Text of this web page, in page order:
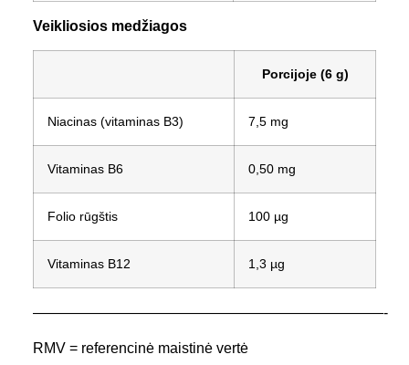
Veikliosios medžiagos
Porcijoje (6 g)
Niacinas (vitaminas B3) 7,5 mg
Vitaminas B6 0,50 mg
Folio rūgštis 100 µg
Vitaminas B12 1,3 µg
————————————————————————-
RMV = referencinė maistinė vertė